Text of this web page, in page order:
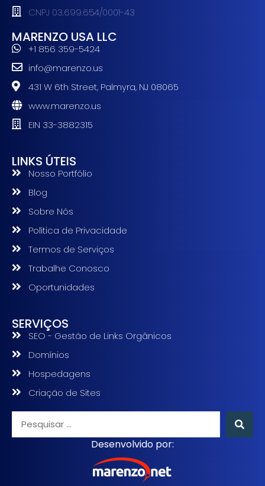
CNPJ 03.699.654/0001-43
MARENZO USA LLC
+1 856 359-5424
info@marenzo.us
431 W 6th Street, Palmyra, NJ 08065
www.marenzo.us
EIN 33-3882315
LINKS ÚTEIS
Nosso Portfólio
Blog
Sobre Nós
Política de Privacidade
Termos de Serviços
Trabalhe Conosco
Oportunidades
SERVIÇOS
SEO - Gestão de Links Orgânicos
Domínios
Hospedagens
Criação de Sites
Desenvolvido por: